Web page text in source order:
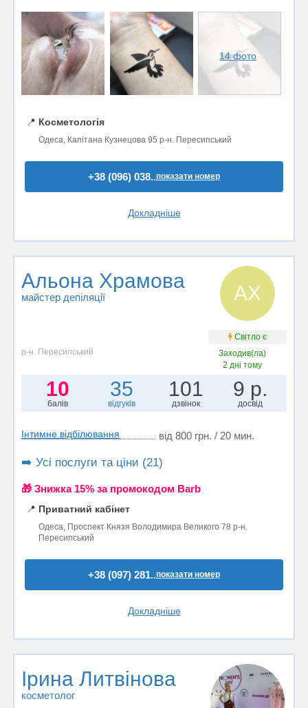
14 фото
📍 Косметологія
Одеса, Капітана Кузнецова 95 р-н. Пересипський
+38 (096) 038..показати номер
Докладніше
Альона Храмова
майстер депіляції АХ
Світло є
р-н. Пересипський
Заходив(ла)
2 дні тому
10
балів
35
відгуків
101
дзвінок
9 р.
досвід
Інтимне відбілювання від 800 грн. / 20 мин.
➡️ Усі послуги та ціни (21)
🎁 Знижка 15% за промокодом Barb
📍 Приватний кабінет
Одеса, Проспект Князя Володимира Великого 78 р-н.
Пересипський
+38 (097) 281..показати номер
Докладніше
Ірина Литвінова
косметолог